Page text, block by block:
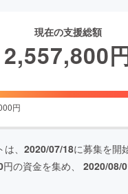
現在の支援総額
2,557,800
円
、 2020/07/18に募集を開
円の資金を集め、 2020/08/